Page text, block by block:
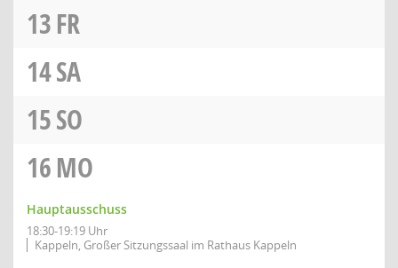
13FR
14SA
15SO
16MO
Hauptausschuss
18:30-19:19 Uhr
Kappeln, Großer Sitzungssaal im Rathaus Kappeln